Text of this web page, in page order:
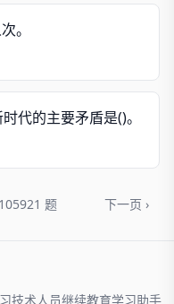
。
代的主要矛盾是()。
题 下一页 ›
技术人员继续教育学习助手